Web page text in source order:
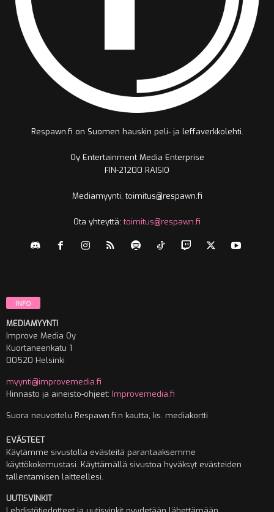
Respawn.fi on Suomen hauskin peli- ja leffaverkkolehti.
Oy Entertainment Media Enterprise
FIN-21200 RAISIO
Mediamyynti, toimitus@respawn.fi
Ota yhteyttä:toimitus@respawn.fi
INFO
MEDIAMYYNTI
Improve Media Oy
Kuortaneenkatu 1
00520 Helsinki
myynti@improvemedia.fi
Hinnasto ja aineisto-ohjeet: Improvemedia.fi
Suora neuvottelu Respawn.fi:n kautta, ks. mediakortti
EVÄSTEET
Käytämme sivustolla evästeitä parantaaksemme
käyttökokemustasi. Käyttämällä sivustoa hyväksyt evästeiden
tallentamisen laitteellesi.
UUTISVINKIT